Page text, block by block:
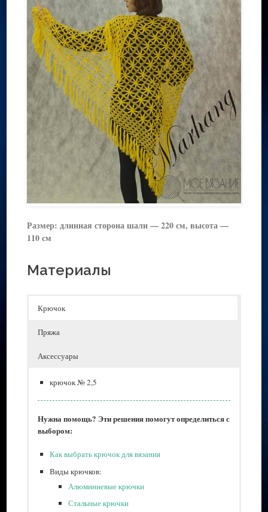
Размер: длинная сторона шали — 220 см, высота —
110 см
Материалы
Крючок
Пряжа
Аксессуары
крючок № 2,5
Нужна помощь? Эти решения помогут определиться с
выбором:
Как выбрать крючок для вязания
Виды крючков:
Алюминиевые крючки
Стальные крючки